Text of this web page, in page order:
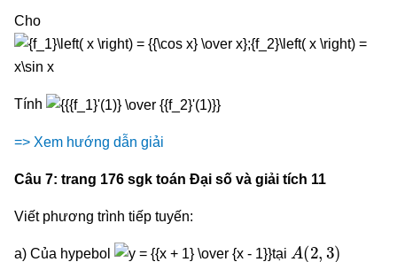
Cho
Tính
=> Xem hướng dẫn giải
Câu 7: trang 176 sgk toán Đại số và giải tích 11
Viết phương trình tiếp tuyến:
a) Của hypebol tại
A (2 3)